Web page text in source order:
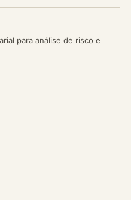
para análise de risco e